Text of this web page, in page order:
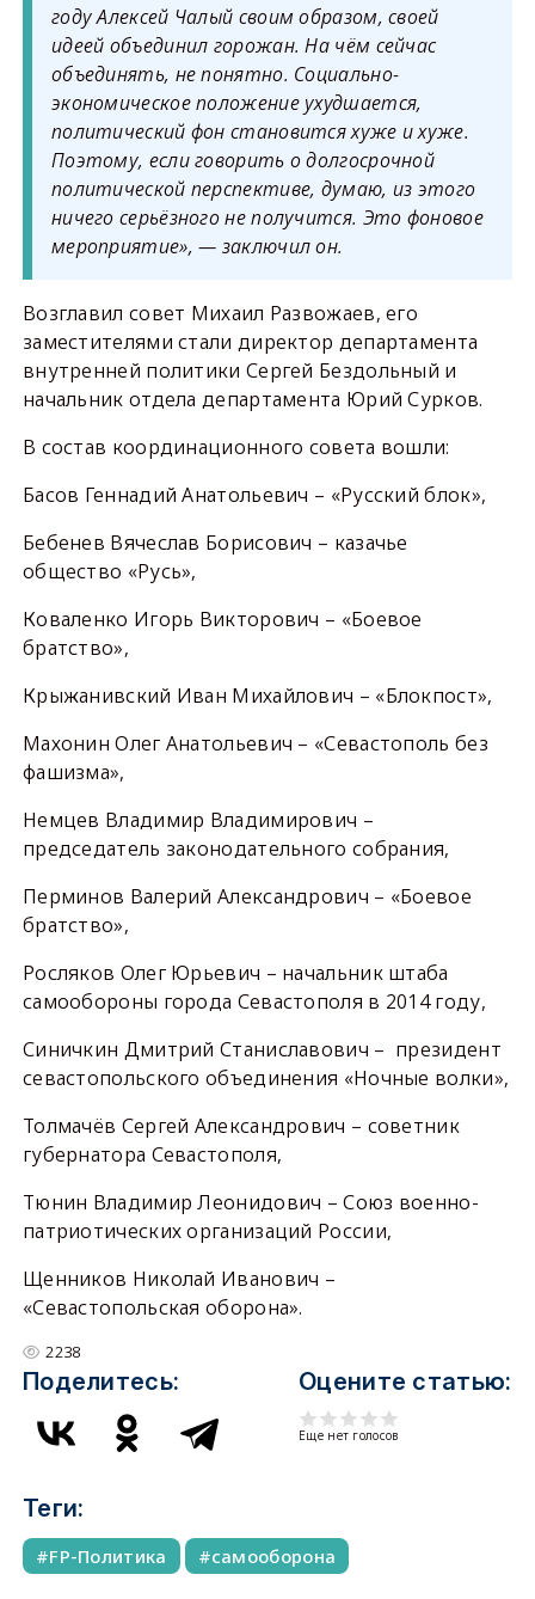
году Алексей Чалый своим образом, своей
идеей объединил горожан. На чём сейчас
объединять, не понятно. Социально-
экономическое положение ухудшается,
политический фон становится хуже и хуже.
Поэтому, если говорить о долгосрочной
политической перспективе, думаю, из этого
ничего серьёзного не получится. Это фоновое
мероприятие», — заключил он.
Возглавил совет Михаил Развожаев, его
заместителями стали директор департамента
внутренней политики Сергей Бездольный и
начальник отдела департамента Юрий Сурков.
В состав координационного совета вошли:
Басов Геннадий Анатольевич – «Русский блок»,
Бебенев Вячеслав Борисович – казачье
общество «Русь»,
Коваленко Игорь Викторович – «Боевое
братство»,
Крыжанивский Иван Михайлович – «Блокпост»,
Махонин Олег Анатольевич – «Севастополь без
фашизма»,
Немцев Владимир Владимирович –
председатель законодательного собрания,
Перминов Валерий Александрович – «Боевое
братство»,
Росляков Олег Юрьевич – начальник штаба
самообороны города Севастополя в 2014 году,
Синичкин Дмитрий Станиславович – президент
севастопольского объединения «Ночные волки»,
Толмачёв Сергей Александрович – советник
губернатора Севастополя,
Тюнин Владимир Леонидович – Союз военно-
патриотических организаций России,
Щенников Николай Иванович –
«Севастопольская оборона».
2238
Поделитесь: Оцените статью:
Еще нет голосов
Теги:
FP-Политика самооборона